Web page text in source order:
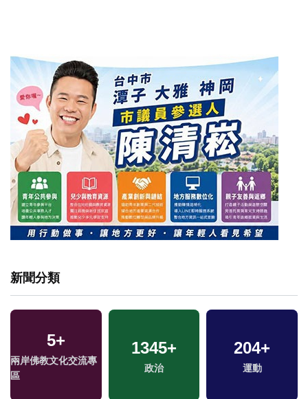
新聞分類
5+
兩岸佛教文化交流專
區
1345+
政治
204+
運動
425+
熱門
16+
海峽論壇專區
26+
司法放大鏡